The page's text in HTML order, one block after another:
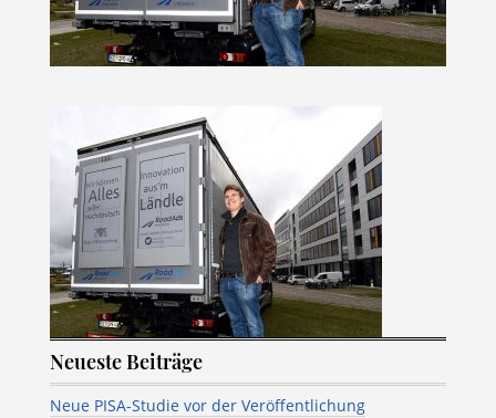
Neueste Beiträge
Neue PISA-Studie vor der Veröffentlichung